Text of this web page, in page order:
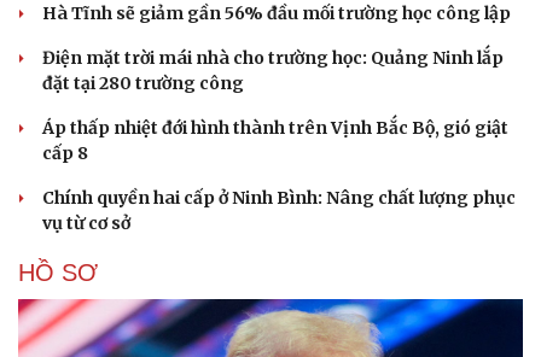
Du lịch
Podcast
Hà Tĩnh sẽ giảm gần 56% đầu mối trường học công lập
Điện mặt trời mái nhà cho trường học: Quảng Ninh lắp
đặt tại 280 trường công
Áp thấp nhiệt đới hình thành trên Vịnh Bắc Bộ, gió giật
cấp 8
Chính quyền hai cấp ở Ninh Bình: Nâng chất lượng phục
vụ từ cơ sở
HỒ SƠ